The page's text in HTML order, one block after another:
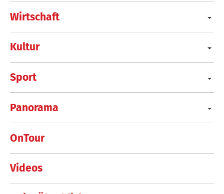
Wirtschaft
Kultur
Sport
Panorama
OnTour
Videos